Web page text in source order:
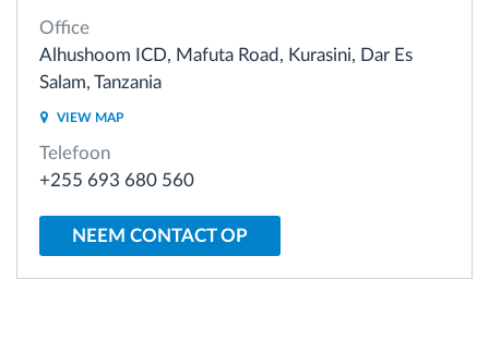
Toegangsbeheer
Brandstofbeheer
Automatische bestuurdersidentificatie
Office
Alhushoom ICD, Mafuta Road, Kurasini, Dar Es
Salam, Tanzania
VIEW MAP
Telefoon
+255 693 680 560
NEEM CONTACT OP